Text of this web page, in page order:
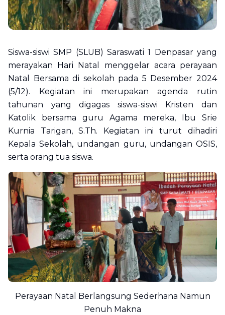
Siswa-siswi SMP (SLUB) Saraswati 1 Denpasar yang
merayakan Hari Natal menggelar acara perayaan
Natal Bersama di sekolah pada 5 Desember 2024
(5/12). Kegiatan ini merupakan agenda rutin
tahunan yang digagas siswa-siswi Kristen dan
Katolik bersama guru Agama mereka, Ibu Srie
Kurnia Tarigan, S.Th. Kegiatan ini turut dihadiri
Kepala Sekolah, undangan guru, undangan OSIS,
serta orang tua siswa.
Perayaan Natal Berlangsung Sederhana Namun
Penuh Makna